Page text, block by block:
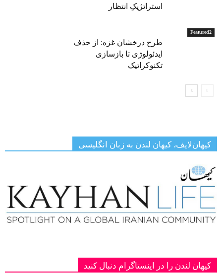
استراتژیکِ انتظار
Featured2
طرح درخشان غزه: از حذف
ایدئولوژی تا بازسازی
تکنوکراتیک
کیهان‌لایف، کیهان لندن به زبان انگلیسی
کیهان لندن را در اینستاگرام دنبال کنید